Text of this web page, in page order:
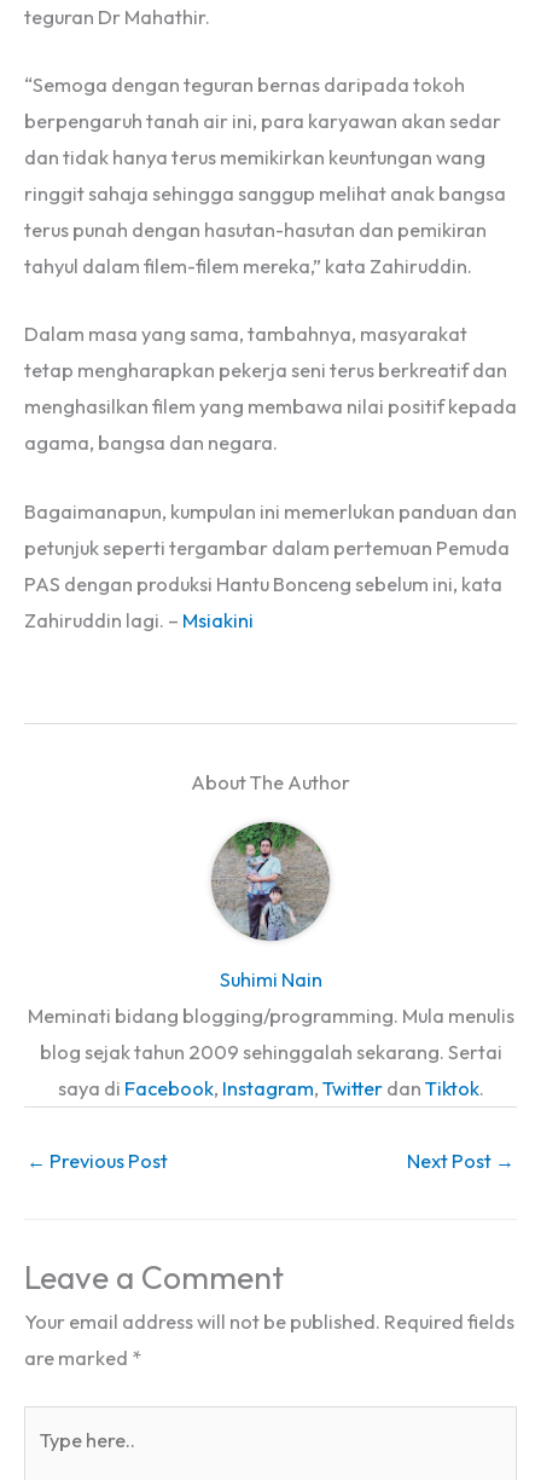
teguran Dr Mahathir.
“Semoga dengan teguran bernas daripada tokoh
berpengaruh tanah air ini, para karyawan akan sedar
dan tidak hanya terus memikirkan keuntungan wang
ringgit sahaja sehingga sanggup melihat anak bangsa
terus punah dengan hasutan-hasutan dan pemikiran
tahyul dalam filem-filem mereka,” kata Zahiruddin.
Dalam masa yang sama, tambahnya, masyarakat
tetap mengharapkan pekerja seni terus berkreatif dan
menghasilkan filem yang membawa nilai positif kepada
agama, bangsa dan negara.
Bagaimanapun, kumpulan ini memerlukan panduan dan
petunjuk seperti tergambar dalam pertemuan Pemuda
PAS dengan produksi Hantu Bonceng sebelum ini, kata
Zahiruddin lagi. – Msiakini
About The Author
Suhimi Nain
Meminati bidang blogging/programming. Mula menulis
blog sejak tahun 2009 sehinggalah sekarang. Sertai
saya di Facebook, Instagram, Twitterdan Tiktok.
← Previous Post Next Post →
Leave a Comment
Your email address will not be published. Required fields
are marked *
here..